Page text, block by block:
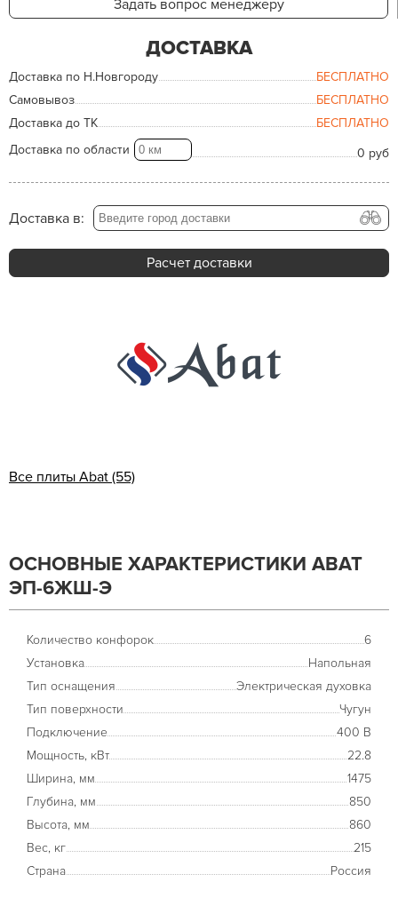
Задать вопрос менеджеру
ДОСТАВКА
Доставка по Н.Новгороду
БЕСПЛАТНО
Самовывоз
БЕСПЛАТНО
Доставка до ТК
БЕСПЛАТНО
Доставка по области
0 руб
Доставка в:
Расчет доставки
Все плиты Abat (55)
ОСНОВНЫЕ ХАРАКТЕРИСТИКИ ABAT
ЭП-6ЖШ-Э
Количество конфорок
6
Установка
Напольная
Тип оснащения
Электрическая духовка
Тип поверхности
Чугун
Подключение
400 В
Мощность, кВт
22.8
Ширина, мм
1475
Глубина, мм
850
Высота, мм
860
Вес, кг
215
Страна
Россия